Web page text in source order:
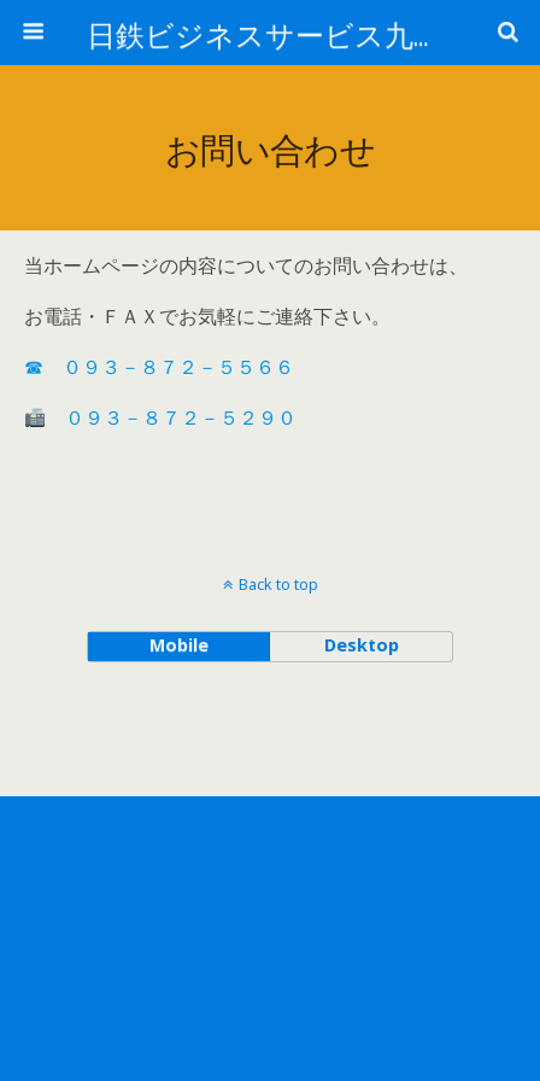
日鉄ビジネスサービス九州株式会社
お問い合わせ
当ホームページの内容についてのお問い合わせは、
お電話・ＦＡＸでお気軽にご連絡下さい。
☎ ０９３－８７２－５５６６
０９３－８７２－５２９０
Back to top
Mobile Desktop